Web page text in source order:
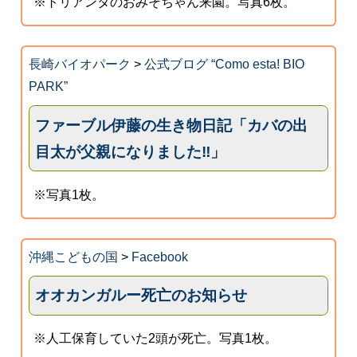
長崎バイオパーク > 公式ブログ “Como esta! BIO
PARK”
ファーブル伊藤の生き物日記「カバの出
目太が父親になりました‼」
※写真1枚。
沖縄こどもの国 > Facebook
オオカンガルー死亡のお知らせ
※人工保育していた2頭が死亡。写真1枚。